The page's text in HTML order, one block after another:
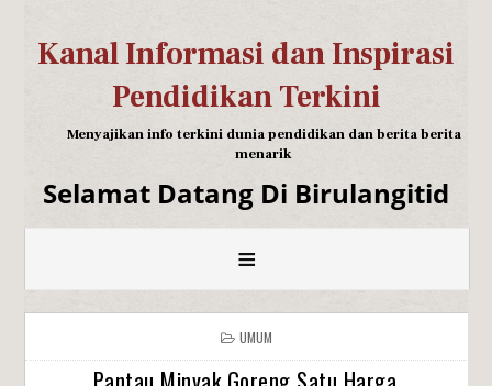
Kanal Informasi dan Inspirasi
Pendidikan Terkini
Menyajikan info terkini dunia pendidikan dan berita berita
menarik
Selamat Datang Di Birulangitid
≡
UMUM